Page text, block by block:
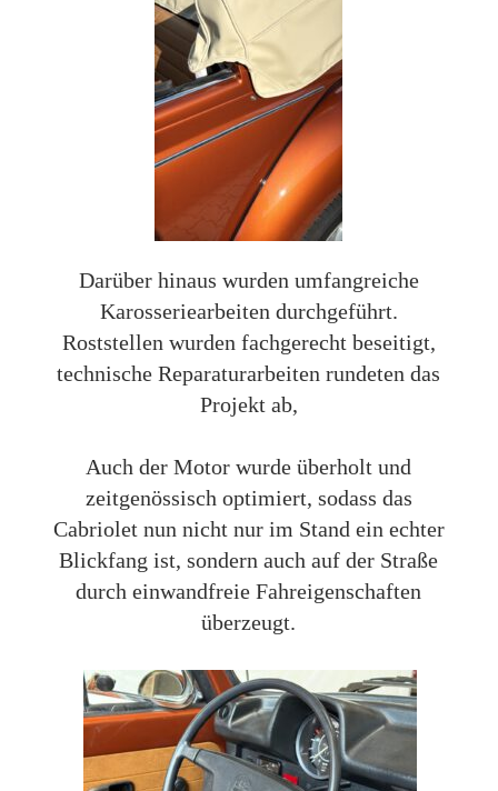
Darüber hinaus wurden umfangreiche
Karosseriearbeiten durchgeführt.
Roststellen wurden fachgerecht beseitigt,
technische Reparaturarbeiten rundeten das
Projekt ab,
Auch der Motor wurde überholt und
zeitgenössisch optimiert, sodass das
Cabriolet nun nicht nur im Stand ein echter
Blickfang ist, sondern auch auf der Straße
durch einwandfreie Fahreigenschaften
überzeugt.